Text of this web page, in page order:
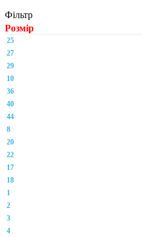
Фільтр
Розмір
25
27
29
10
36
40
44
8
20
22
17
18
1
2
3
4